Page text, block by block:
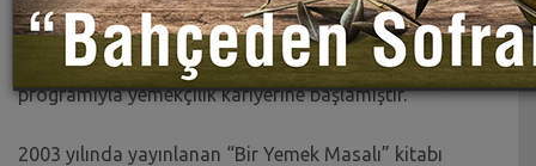
olarak çalışmıştır.
2000 yılında Kanal D’de yayınlanan “Mutfakta Keyif”
programıyla yemekçilik kariyerine başlamıştır.
2003 yılında yayınlanan “Bir Yemek Masalı” kitabı